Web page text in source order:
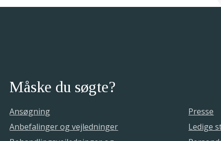
Måske du søgte?
Ansøgning
Anbefalinger og vejledninger
Presse
Ledige